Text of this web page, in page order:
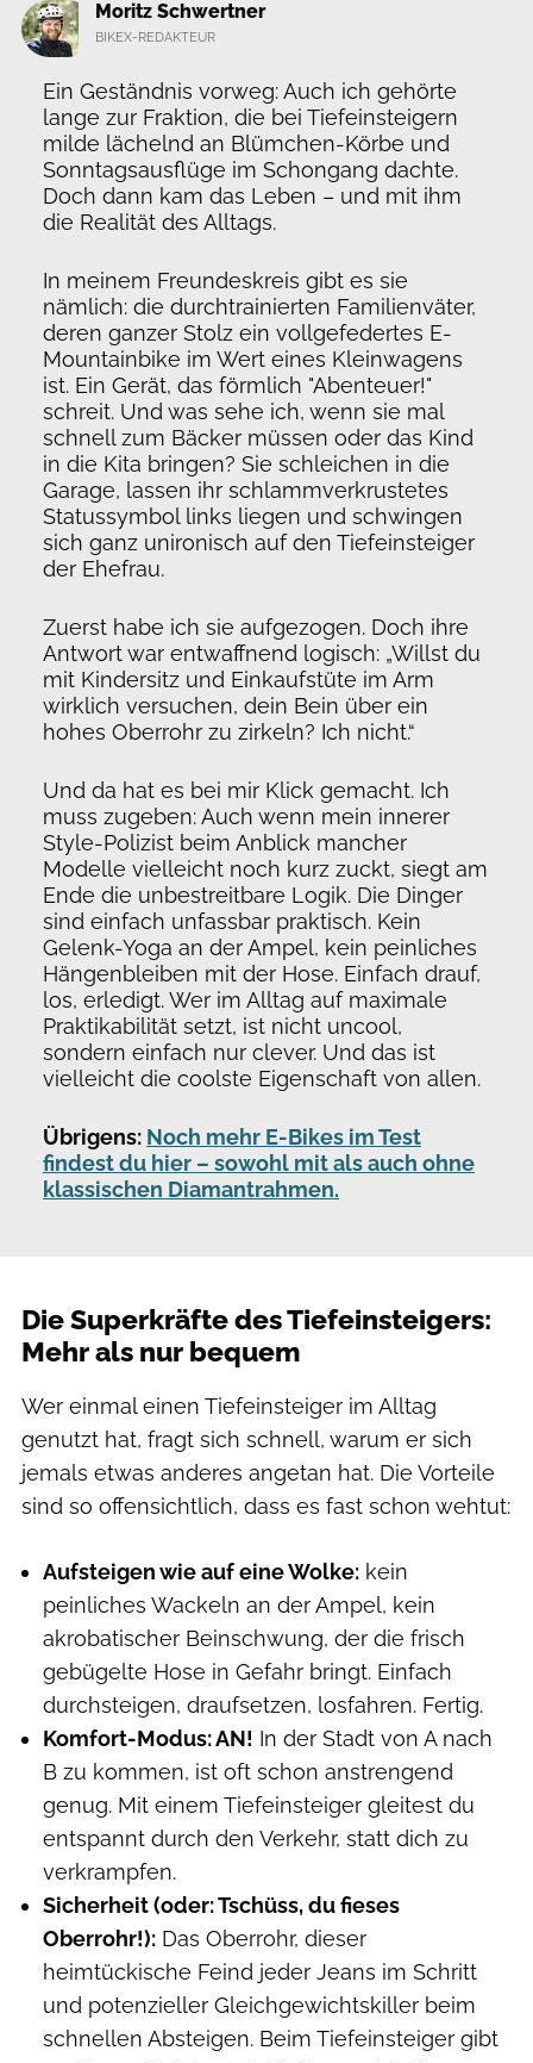
Moritz Schwertner
BIKEX-REDAKTEUR
Ein Geständnis vorweg: Auch ich gehörte
lange zur Fraktion, die bei Tiefeinsteigern
milde lächelnd an Blümchen-Körbe und
Sonntagsausflüge im Schongang dachte.
Doch dann kam das Leben – und mit ihm
die Realität des Alltags.
In meinem Freundeskreis gibt es sie
nämlich: die durchtrainierten Familienväter,
deren ganzer Stolz ein vollgefedertes E-
Mountainbike im Wert eines Kleinwagens
ist. Ein Gerät, das förmlich "Abenteuer!"
schreit. Und was sehe ich, wenn sie mal
schnell zum Bäcker müssen oder das Kind
in die Kita bringen? Sie schleichen in die
Garage, lassen ihr schlammverkrustetes
Statussymbol links liegen und schwingen
sich ganz unironisch auf den Tiefeinsteiger
der Ehefrau.
Zuerst habe ich sie aufgezogen. Doch ihre
Antwort war entwaffnend logisch: „Willst du
mit Kindersitz und Einkaufstüte im Arm
wirklich versuchen, dein Bein über ein
hohes Oberrohr zu zirkeln? Ich nicht.“
Und da hat es bei mir Klick gemacht. Ich
muss zugeben: Auch wenn mein innerer
Style-Polizist beim Anblick mancher
Modelle vielleicht noch kurz zuckt, siegt am
Ende die unbestreitbare Logik. Die Dinger
sind einfach unfassbar praktisch. Kein
Gelenk-Yoga an der Ampel, kein peinliches
Hängenbleiben mit der Hose. Einfach drauf,
los, erledigt. Wer im Alltag auf maximale
Praktikabilität setzt, ist nicht uncool,
sondern einfach nur clever. Und das ist
vielleicht die coolste Eigenschaft von allen.
Übrigens: Noch mehr E-Bikes im Test
findest du hier – sowohl mit als auch ohne
klassischen Diamantrahmen.
Die Superkräfte des Tiefeinsteigers:
Mehr als nur bequem
Wer einmal einen Tiefeinsteiger im Alltag
genutzt hat, fragt sich schnell, warum er sich
jemals etwas anderes angetan hat. Die Vorteile
sind so offensichtlich, dass es fast schon wehtut:
Aufsteigen wie auf eine Wolke: kein
peinliches Wackeln an der Ampel, kein
akrobatischer Beinschwung, der die frisch
gebügelte Hose in Gefahr bringt. Einfach
durchsteigen, draufsetzen, losfahren. Fertig.
Komfort-Modus: AN! In der Stadt von A nach
B zu kommen, ist oft schon anstrengend
genug. Mit einem Tiefeinsteiger gleitest du
entspannt durch den Verkehr, statt dich zu
verkrampfen.
Sicherheit (oder: Tschüss, du fieses
Oberrohr!): Das Oberrohr, dieser
heimtückische Feind jeder Jeans im Schritt
und potenzieller Gleichgewichtskiller beim
schnellen Absteigen. Beim Tiefeinsteiger gibt